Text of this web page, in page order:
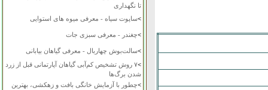
تا نگهداری
>ساپوت سیاه - معرفی میوه های استوایی
>چغندر - معرفی سبزی جات
>سالت‌بوش چهاربال - معرفی گیاهان بیابانی
>
۷ روش تشخیص کم‌آبی گیاهان آپارتمانی قبل از زرد
شدن برگ‌ها
>چطور با آزمایش خانگی بافت و زهکشی، بهترین